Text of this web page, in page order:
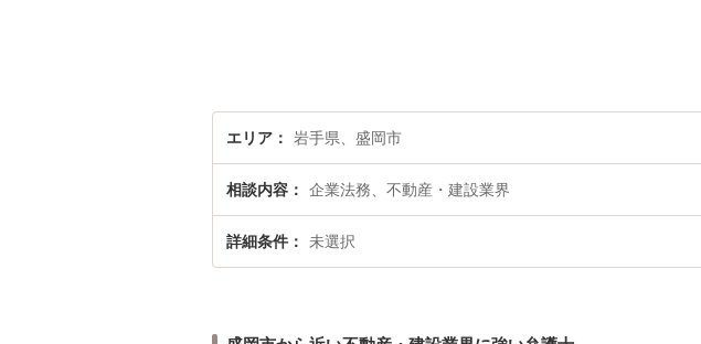
エリア 岩手県、盛岡市
相談内容 企業法務、不動産・建設業界
詳細条件 未選択